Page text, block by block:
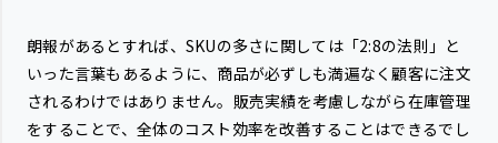
朗報があるとすれば、SKUの多さに関しては「2:8の法則」と
いった言葉もあるように、商品が必ずしも満遍なく顧客に注文
されるわけではありません。販売実績を考慮しながら在庫管理
をすることで、全体のコスト効率を改善することはできるでし